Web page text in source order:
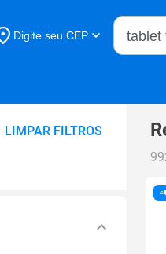
Digite seu CEP
Buscar
LIMPAR FILTROS